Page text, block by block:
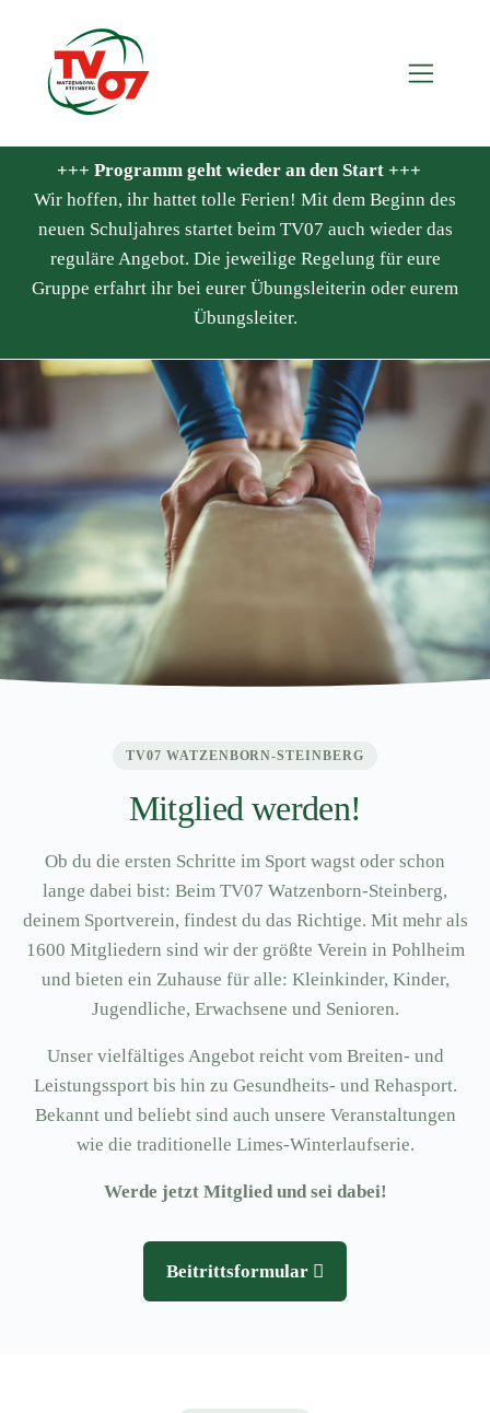
+++ Programm geht wieder an den Start +++
Wir hoffen, ihr hattet tolle Ferien! Mit dem Beginn des
neuen Schuljahres startet beim TV07 auch wieder das
reguläre Angebot. Die jeweilige Regelung für eure
Gruppe erfahrt ihr bei eurer Übungsleiterin oder eurem
Übungsleiter.
TV07 WATZENBORN-STEINBERG
Mitglied werden!
Ob du die ersten Schritte im Sport wagst oder schon
lange dabei bist: Beim TV07 Watzenborn-Steinberg,
deinem Sportverein, findest du das Richtige. Mit mehr als
1600 Mitgliedern sind wir der größte Verein in Pohlheim
und bieten ein Zuhause für alle: Kleinkinder, Kinder,
Jugendliche, Erwachsene und Senioren.
Unser vielfältiges Angebot reicht vom Breiten- und
Leistungssport bis hin zu Gesundheits- und Rehasport.
Bekannt und beliebt sind auch unsere Veranstaltungen
wie die traditionelle Limes-Winterlaufserie.
Werde jetzt Mitglied und sei dabei!
Beitrittsformular